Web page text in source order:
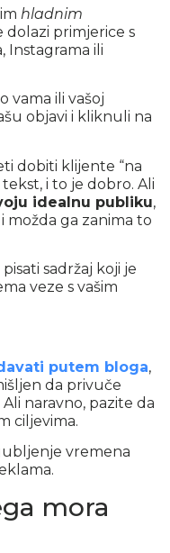
hladnim
dolazi primjerice s
Instagrama ili
vama ili vašoj
objavi i kliknuli na
dobiti klijente “na
i to je dobro. Ali
idealnu publiku,
možda ga zanima to
sadržaj koji je
veze s vašim
putem bloga,
da privuče
naravno, pazite da
ciljevima.
vremena
mora